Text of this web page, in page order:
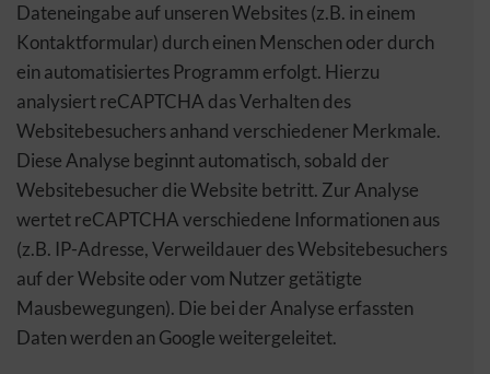
Dateneingabe auf unseren Websites (z.B. in einem
Kontaktformular) durch einen Menschen oder durch
ein automatisiertes Programm erfolgt. Hierzu
analysiert reCAPTCHA das Verhalten des
Websitebesuchers anhand verschiedener Merkmale.
Diese Analyse beginnt automatisch, sobald der
Websitebesucher die Website betritt. Zur Analyse
wertet reCAPTCHA verschiedene Informationen aus
(z.B. IP-Adresse, Verweildauer des Websitebesuchers
auf der Website oder vom Nutzer getätigte
Mausbewegungen). Die bei der Analyse erfassten
Daten werden an Google weitergeleitet.